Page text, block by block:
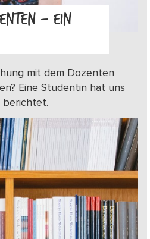
– EIN
mit dem Dozenten
Eine Studentin hat uns
berichtet.